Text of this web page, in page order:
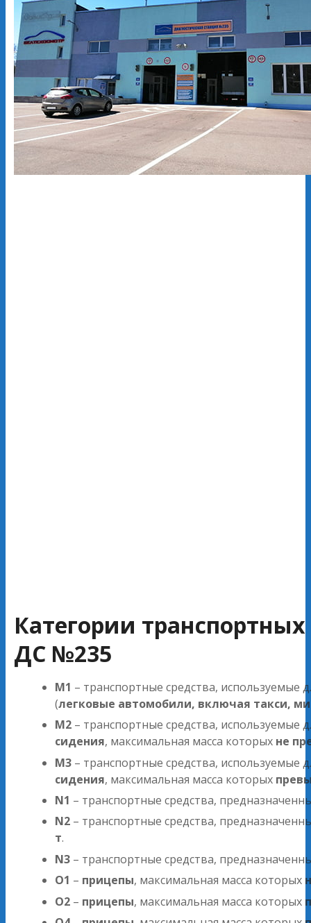
Категории
ДС №235
M1 – транспортные средства, используемые
(легковые автомобили, включая такси,
M2 – транспортные средства, используемые
сидения, максимальная масса которых не
M3 – транспортные средства, используемые
сидения, максимальная масса которых
N1 – транспортные средства,
N2 – транспортные средства,
т.
N3 – транспортные средства,
O1 – прицепы, максимальная масса которых
O2 – прицепы, максимальная масса которых